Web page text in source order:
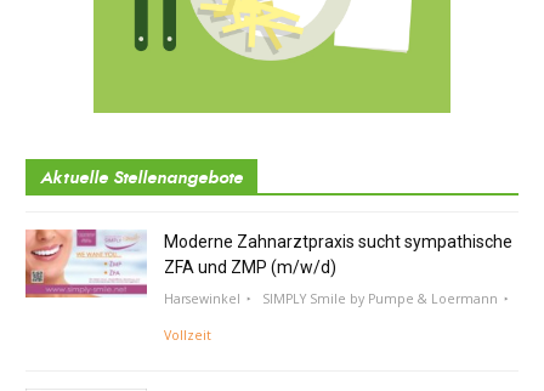
Aktuelle Stellenangebote
Moderne Zahnarztpraxis sucht sympathische
ZFA und ZMP (m/w/d)
Harsewinkel SIMPLY Smile by Pumpe & Loermann
Vollzeit